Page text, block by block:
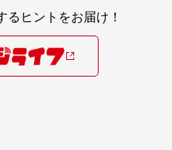
るヒントをお届け！